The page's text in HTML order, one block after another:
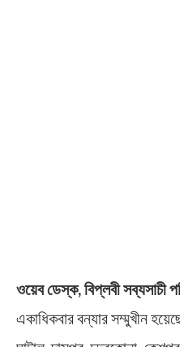
ওয়েব ডেস্ক, বিপ্লবী সব্যসাচী
একাধিকবার বন্যার সম্মুখীন